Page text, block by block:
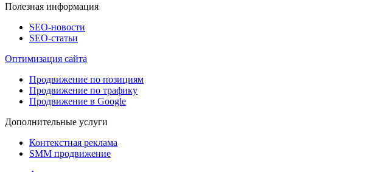
Полезная информация
SEO-новости
SEO-cтатьи
Оптимизация сайта
Продвижение по позициям
Продвижение по трафику
Продвижение в Google
Дополнительные услуги
Контекстная реклама
SMM продвижение